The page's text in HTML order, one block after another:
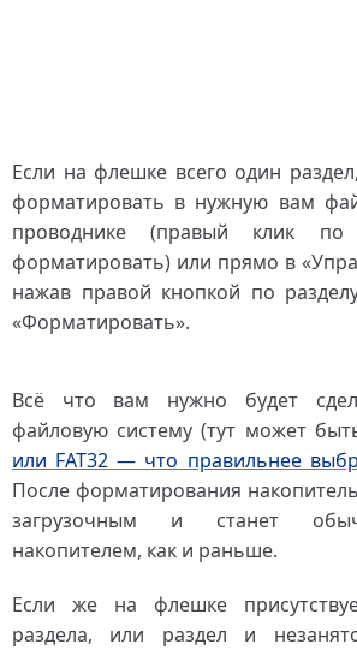
Если на флешке всего один
форматировать в нужную вам
проводнике (правый клик
форматировать) или прямо в
нажав правой кнопкой по
«Форматировать».
Всё что вам нужно будет
файловую систему (тут может
или FAT32 — что правильнее
После форматирования
загрузочным и станет
накопителем, как и раньше.
Если же на флешке
раздела, или раздел и